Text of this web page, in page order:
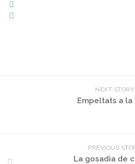
NEXT STORY
Empeltats a la
PREVIOUS
La gosadia de